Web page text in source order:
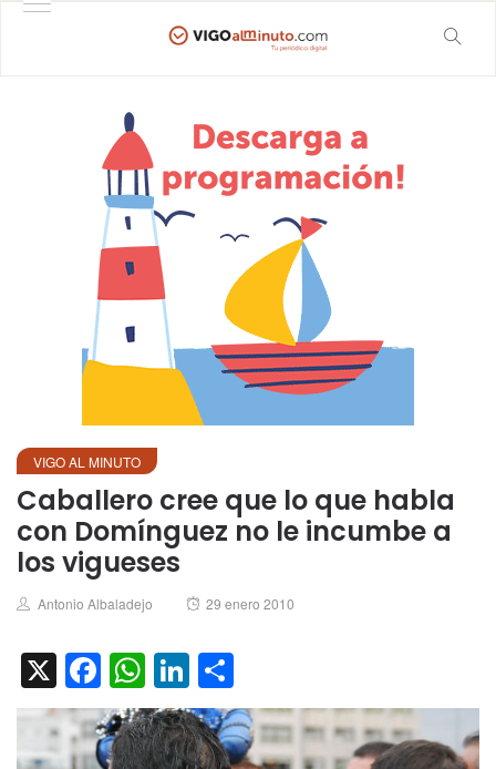
VIGO AL MINUTO
Caballero cree que lo que habla
con Domínguez no le incumbe a
los vigueses
Author
Antonio Albaladejo
Posted
29 enero 2010
X Facebook
WhatsApp
LinkedIn